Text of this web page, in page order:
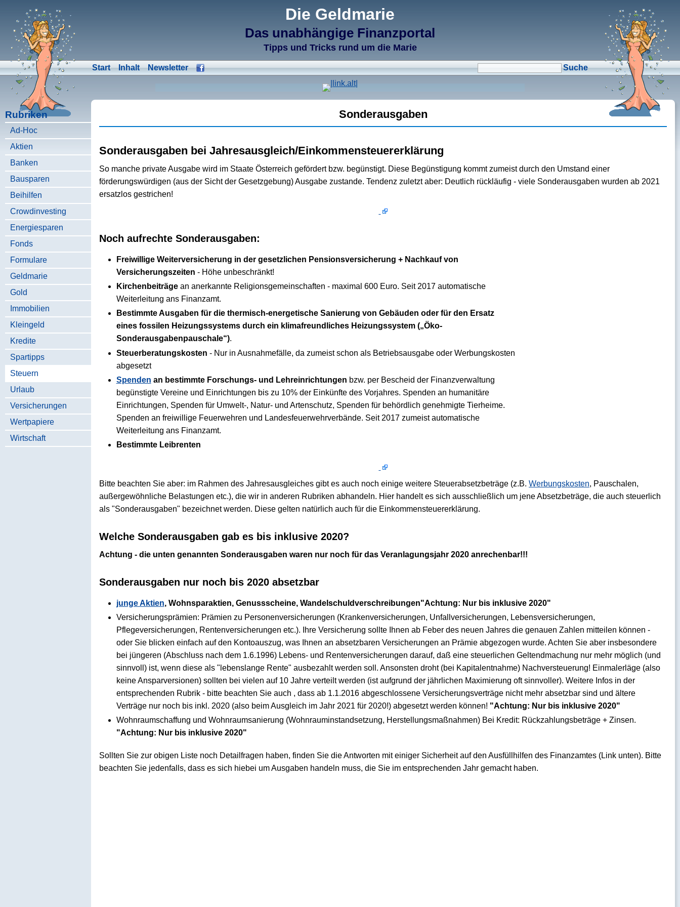
Die Geldmarie
Das unabhängige Finanzportal
Tipps und Tricks rund um die Marie
Start Inhalt Newsletter
Rubriken
Ad-Hoc
Aktien
Banken
Bausparen
Beihilfen
Crowdinvesting
Energiesparen
Fonds
Formulare
Geldmarie
Gold
Immobilien
Kleingeld
Kredite
Spartipps
Steuern
Urlaub
Versicherungen
Wertpapiere
Wirtschaft
Sonderausgaben
Sonderausgaben bei Jahresausgleich/Einkommensteuererklärung
So manche private Ausgabe wird im Staate Österreich gefördert bzw. begünstigt. Diese Begünstigung kommt zumeist durch den Umstand einer
förderungswürdigen (aus der Sicht der Gesetzgebung) Ausgabe zustande. Tendenz zuletzt aber: Deutlich rückläufig - viele Sonderausgaben wurden ab 2021
ersatzlos gestrichen!
Noch aufrechte Sonderausgaben:
Freiwillige Weiterversicherung in der gesetzlichen Pensionsversicherung + Nachkauf von
Versicherungszeiten - Höhe unbeschränkt!
Kirchenbeiträgean anerkannte Religionsgemeinschaften - maximal 600 Euro. Seit 2017 automatische
Weiterleitung ans Finanzamt.
Bestimmte Ausgaben für die thermisch-energetische Sanierung von Gebäuden oder für den Ersatz
eines fossilen Heizungssystems durch ein klimafreundliches Heizungssystem („Öko-
Sonderausgabenpauschale“).
Steuerberatungskosten - Nur in Ausnahmefälle, da zumeist schon als Betriebsausgabe oder Werbungskosten
abgesetzt
Spenden an bestimmte Forschungs- und Lehreinrichtungen bzw. per Bescheid der Finanzverwaltung
begünstigte Vereine und Einrichtungen bis zu 10% der Einkünfte des Vorjahres. Spenden an humanitäre
Einrichtungen, Spenden für Umwelt-, Natur- und Artenschutz, Spenden für behördlich genehmigte Tierheime.
Spenden an freiwillige Feuerwehren und Landesfeuerwehrverbände. Seit 2017 zumeist automatische
Weiterleitung ans Finanzamt.
Bestimmte Leibrenten
Bitte beachten Sie aber: im Rahmen des Jahresausgleiches gibt es auch noch einige weitere Steuerabsetzbeträge (z.B. Werbungskosten, Pauschalen,
außergewöhnliche Belastungen etc.), die wir in anderen Rubriken abhandeln. Hier handelt es sich ausschließlich um jene Absetzbeträge, die auch steuerlich
als "Sonderausgaben" bezeichnet werden. Diese gelten natürlich auch für die Einkommensteuererklärung.
Welche Sonderausgaben gab es bis inklusive 2020?
Achtung - die unten genannten Sonderausgaben waren nur noch für das Veranlagungsjahr 2020 anrechenbar!!!
Sonderausgaben nur noch bis 2020 absetzbar
junge Aktien, Wohnsparaktien, Genussscheine, Wandelschuldverschreibungen"Achtung: Nur bis inklusive 2020"
Versicherungsprämien: Prämien zu Personenversicherungen (Krankenversicherungen, Unfallversicherungen, Lebensversicherungen,
Pflegeversicherungen, Rentenversicherungen etc.). Ihre Versicherung sollte Ihnen ab Feber des neuen Jahres die genauen Zahlen mitteilen können -
oder Sie blicken einfach auf den Kontoauszug, was Ihnen an absetzbaren Versicherungen an Prämie abgezogen wurde. Achten Sie aber insbesondere
bei jüngeren (Abschluss nach dem 1.6.1996) Lebens- und Rentenversicherungen darauf, daß eine steuerlichen Geltendmachung nur mehr möglich (und
sinnvoll) ist, wenn diese als "lebenslange Rente" ausbezahlt werden soll. Ansonsten droht (bei Kapitalentnahme) Nachversteuerung! Einmalerläge (also
keine Ansparversionen) sollten bei vielen auf 10 Jahre verteilt werden (ist aufgrund der jährlichen Maximierung oft sinnvoller). Weitere Infos in der
entsprechenden Rubrik - bitte beachten Sie auch , dass ab 1.1.2016 abgeschlossene Versicherungsverträge nicht mehr absetzbar sind und ältere
Verträge nur noch bis inkl. 2020 (also beim Ausgleich im Jahr 2021 für 2020!) abgesetzt werden können! "Achtung: Nur bis inklusive 2020"
Wohnraumschaffung und Wohnraumsanierung (Wohnrauminstandsetzung, Herstellungsmaßnahmen) Bei Kredit: Rückzahlungsbeträge + Zinsen.
"Achtung: Nur bis inklusive 2020"
Sollten Sie zur obigen Liste noch Detailfragen haben, finden Sie die Antworten mit einiger Sicherheit auf den Ausfüllhilfen des Finanzamtes (Link unten). Bitte
beachten Sie jedenfalls, dass es sich hiebei um Ausgaben handeln muss, die Sie im entsprechenden Jahr gemacht haben.
↑M
Validate HTML
↑N
Validate CSS
↑L Check Links
↑A Admin
↑F Manage Files
↑E Edit page
↑C Create New Page
↑X Log Out